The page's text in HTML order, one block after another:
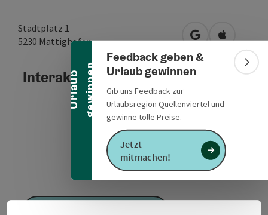
U
r
l
a
u
b
g
e
w
i
n
n
e n
Banner einklappen
Feedback geben &
Urlaub gewinnen
Gib uns Feedback zur
Urlaubsregion Quellenviertel und
gewinne tolle Preise.
Jetzt
mitmachen!
Stadtplatz 1
5230 Mattighofen in Google Maps
in Apple
Interaktives Höhenprofil